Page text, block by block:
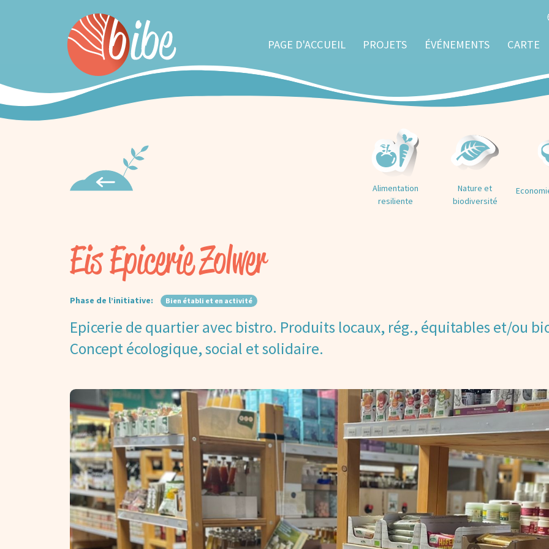
PAGE D'ACCUEIL PROJETS ÉVÉNEMENTS CARTE
Alimentation
resiliente
Nature et
biodiversité
Eis Epicerie Zolwer
Phase de l’initiative: Bien établi et en activité
Epicerie de quartier avec bistro. Produits locaux, rég., équitables et/ou
Concept écologique, social et solidaire.